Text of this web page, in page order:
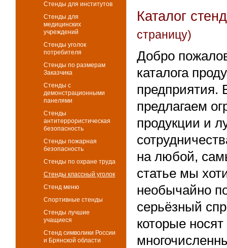
Стенды для институтов
Стенды для
медицинских
учреждений
Стенды уголок
потребителя
Стенды по размерам
Заказчика
Стенды с
демонстрационными
панелями
Стенды
антитеррористическая
безопасность
Стенды пожарная
безопасность
Стенды по охране труда
Стенды классный уголок
Стенд меню
Спортивные стенды
Стенды лучшие
учащиеся
Стенд символики России
и Брянской области
Каталог
страницу)
Добро
каталога
предприятия.
предлагаем
продукции и
на любой,
статье мы
необычайно
серьёзный
которые